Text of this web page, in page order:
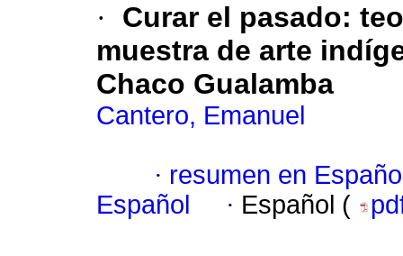
·
Curar el pasado:
muestra de arte
Chaco Gualamba
Cantero, Emanuel
· resumen en
Español
· Español (